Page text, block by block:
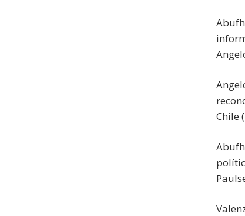
Chile